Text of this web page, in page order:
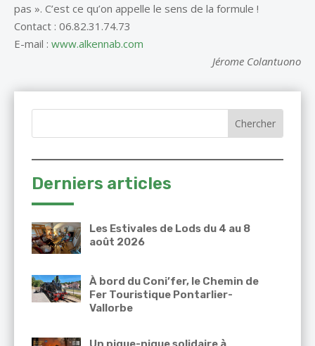
pas ». C’est ce qu’on appelle le sens de la formule !
Contact : 06.82.31.74.73
E-mail : www.alkennab.com
Jérome Colantuono
Derniers articles
Les Estivales de Lods du 4 au 8
août 2026
À bord du Coni’fer, le Chemin de
Fer Touristique Pontarlier-
Vallorbe